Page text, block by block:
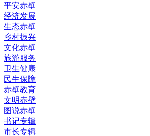
平安赤壁
经济发展
生态赤壁
乡村振兴
文化赤壁
旅游服务
卫生健康
民生保障
赤壁教育
文明赤壁
图说赤壁
书记专辑
市长专辑